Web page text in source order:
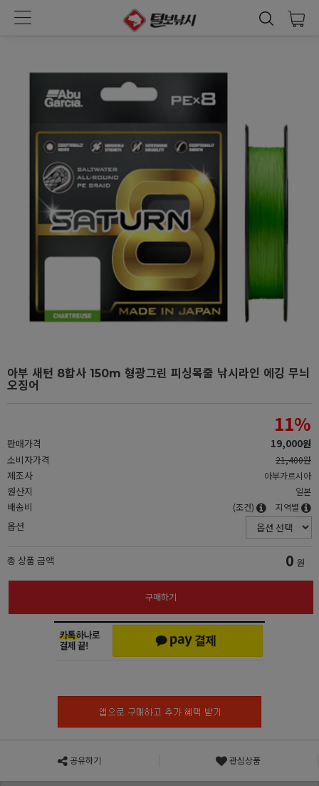
아부 새턴 8합사 150m 형광그린 피싱목줄 낚시라인 에깅 무늬
오징어
판매가격
11%
19,000원
소비자가격
21,400원
제조사 아부가르시아
원산지 일본
배송비 (조건) 지역별
옵션
총 상품 금액 0 원
구매하기
공유하기 관심상품